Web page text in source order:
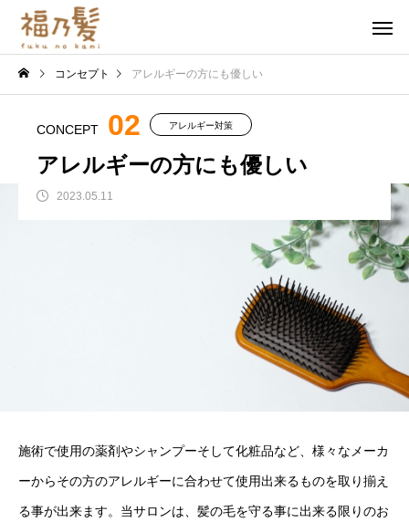
コンセプト アレルギーの方にも優しい
CONCEPT 02 アレルギー対策
アレルギーの方にも優しい
2023.05.11
施術で使用の薬剤やシャンプーそして化粧品など、様々なメーカ
ーからその方のアレルギーに合わせて使用出来るものを取り揃え
る事が出来ます。当サロンは、髪の毛を守る事に出来る限りのお